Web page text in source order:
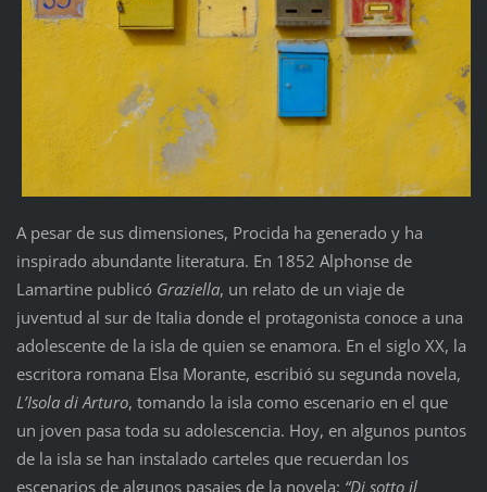
A pesar de sus dimensiones, Procida ha generado y ha
inspirado abundante literatura. En 1852 Alphonse de
Lamartine publicó Graziella, un relato de un viaje de
juventud al sur de Italia donde el protagonista conoce a una
adolescente de la isla de quien se enamora. En el siglo XX, la
escritora romana Elsa Morante, escribió su segunda novela,
L’Isola di Arturo, tomando la isla como escenario en el que
un joven pasa toda su adolescencia. Hoy, en algunos puntos
de la isla se han instalado carteles que recuerdan los
escenarios de algunos pasajes de la novela: “Di sotto il